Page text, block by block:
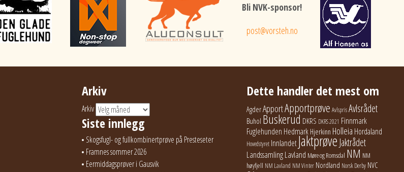
Bli NVK-sponsor!
post@vorsteh.no
Arkiv
Arkiv
Siste innlegg
Skogsfugl- og fullkombinertprøve på Presteseter
Framnes sommer 2026
Eermiddagsprøver i Gausvik
Dette handler det mest om
AgderApportApportprøve AvlsprisAvlsrådet
Buhol Buskerud DKRS DKRS 2021 Finnmark
Fuglehunden Hedmark Hjerkinn Holleia Hordaland
Hovedstyret InnlandetJaktprøveJaktrådet
LandssamlingLavland Møre og Romsdal NM NM
høyfjell NM Lavland NM Vinter Nordland Norsk Derby NVC